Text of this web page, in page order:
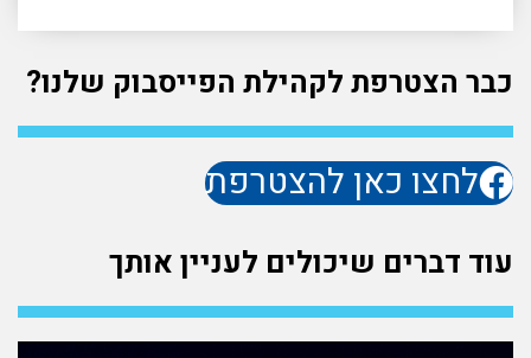
כבר הצטרפת לקהילת הפייסבוק שלנו?
לחצו כאן להצטרפת
עוד דברים שיכולים לעניין אותך